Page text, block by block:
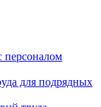
для подрядных